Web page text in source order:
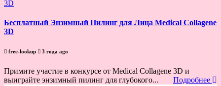
Бесплатный Энзимный Пилинг для Лица Medical Collagene
3D
free-lookup 3 года ago
Примите участие в конкурсе от Medical Collagene 3D и
выиграйте энзимный пилинг для глубокого...
Подробнее